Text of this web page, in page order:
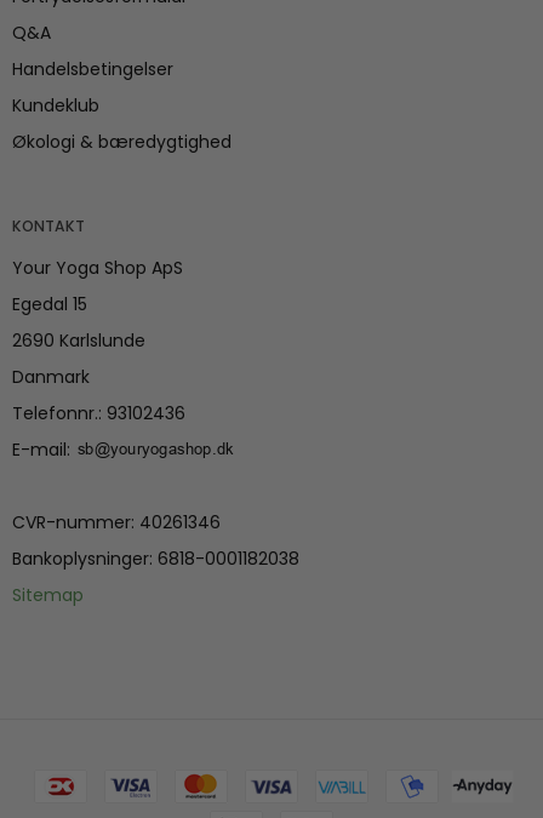
Q&A
Handelsbetingelser
Kundeklub
Økologi & bæredygtighed
KONTAKT
Your Yoga Shop ApS
Egedal 15
2690 Karlslunde
Danmark
Telefonnr.: 93102436
E-mail:
CVR-nummer: 40261346
Bankoplysninger: 6818-0001182038
Sitemap